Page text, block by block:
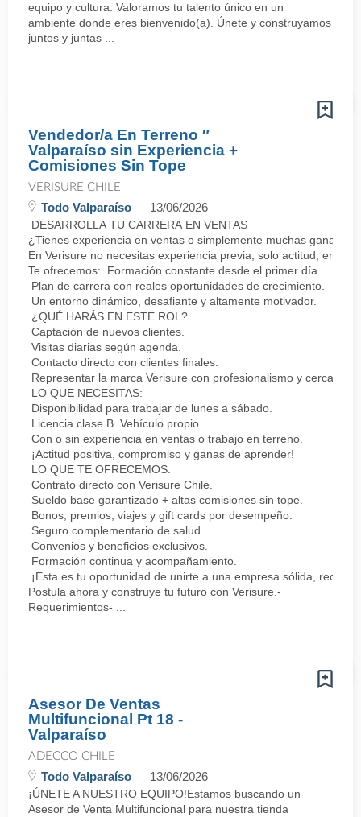
equipo y cultura. Valoramos tu talento único en un
ambiente donde eres bienvenido(a). Únete y construyamos
juntos y juntas ...
Vendedor/a En Terreno ″
Valparaíso sin Experiencia +
Comisiones Sin Tope
VERISURE CHILE
Todo Valparaíso 13/06/2026
DESARROLLA TU CARRERA EN VENTAS
¿Tienes experiencia en ventas o simplemente muchas ganas
En Verisure no necesitas experiencia previa, solo actitud,
Te ofrecemos: Formación constante desde el primer día.
Plan de carrera con reales oportunidades de crecimiento.
Un entorno dinámico, desafiante y altamente motivador.
¿QUÉ HARÁS EN ESTE ROL?
Captación de nuevos clientes.
Visitas diarias según agenda.
Contacto directo con clientes finales.
Representar la marca Verisure con profesionalismo y cercanía.
LO QUE NECESITAS:
Disponibilidad para trabajar de lunes a sábado.
Licencia clase B Vehículo propio
Con o sin experiencia en ventas o trabajo en terreno.
¡Actitud positiva, compromiso y ganas de aprender!
LO QUE TE OFRECEMOS:
Contrato directo con Verisure Chile.
Sueldo base garantizado + altas comisiones sin tope.
Bonos, premios, viajes y gift cards por desempeño.
Seguro complementario de salud.
Convenios y beneficios exclusivos.
Formación continua y acompañamiento.
¡Esta es tu oportunidad de unirte a una empresa sólida,
Postula ahora y construye tu futuro con Verisure.-
Requerimientos- ...
Asesor De Ventas
Multifuncional Pt 18 -
Valparaíso
ADECCO CHILE
Todo Valparaíso 13/06/2026
¡ÚNETE A NUESTRO EQUIPO!Estamos buscando un
Asesor de Venta Multifuncional para nuestra tienda